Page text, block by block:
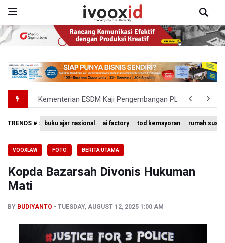
Kementerian ESDM Kaji Pengembangan PLTS
BRIN Kembangkan Teknologi Modifikasi Cuaca hingga
Terkait Temuan 995 Pucuk Senjata, Yayasan Sekolah:
KPK Terima Permintaan Kejaksaan Agung Periksa
TRENDS # : buku ajar nasional ai factory tod kemayoran rumah
VOOXLAW FOTO BERITA UTAMA
Kopda Bazarsah Divonis Hukuman
Mati
BY BUDIYANTO TUESDAY, AUGUST 12, 2025 1:00 AM